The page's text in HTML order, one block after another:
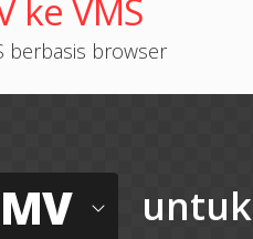
ke VMS
berbasis browser
untuk